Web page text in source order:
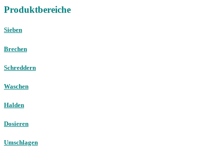
Produktbereiche
Sieben
Brechen
Schreddern
Waschen
Halden
Dosieren
Umschlagen